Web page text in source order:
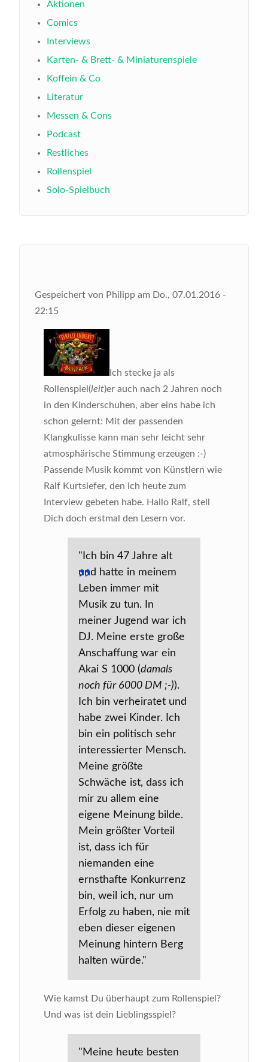
Aktionen
Comics
Interviews
Karten- & Brett- & Miniaturenspiele
Koffein & Co
Literatur
Messen & Cons
Podcast
Restliches
Rollenspiel
Solo-Spielbuch
Gespeichert von Philipp am Do., 07.01.2016 -
22:15
Ich stecke ja als
Rollenspiel(leit)er auch nach 2 Jahren noch
in den Kinderschuhen, aber eins habe ich
schon gelernt: Mit der passenden
Klangkulisse kann man sehr leicht sehr
atmosphärische Stimmung erzeugen :-)
Passende Musik kommt von Künstlern wie
Ralf Kurtsiefer, den ich heute zum
Interview gebeten habe. Hallo Ralf, stell
Dich doch erstmal den Lesern vor.
"Ich bin 47 Jahre alt
und hatte in meinem
Leben immer mit
Musik zu tun. In
meiner Jugend war ich
DJ. Meine erste große
Anschaffung war ein
Akai S 1000 (damals
noch für 6000 DM ;-)).
Ich bin verheiratet und
habe zwei Kinder. Ich
bin ein politisch sehr
interessierter Mensch.
Meine größte
Schwäche ist, dass ich
mir zu allem eine
eigene Meinung bilde.
Mein größter Vorteil
ist, dass ich für
niemanden eine
ernsthafte Konkurrenz
bin, weil ich, nur um
Erfolg zu haben, nie mit
eben dieser eigenen
Meinung hintern Berg
halten würde."
Wie kamst Du überhaupt zum Rollenspiel?
Und was ist dein Lieblingsspiel?
"Meine heute besten